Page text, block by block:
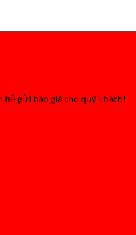
gửi báo giá cho quý khách!